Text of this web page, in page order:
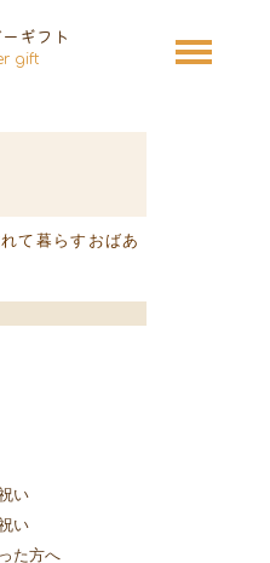
ギフト
gift
て暮らすおばあ
い
い
た方へ